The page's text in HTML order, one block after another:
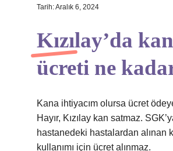
Tarih: Aralık 6, 2024
Kızılay’da kan
ücreti ne
Kana ihtiyacım olursa ücret
Hayır, Kızılay kan satmaz.
hastanedeki hastalardan alınan
kullanımı için ücret alınmaz.